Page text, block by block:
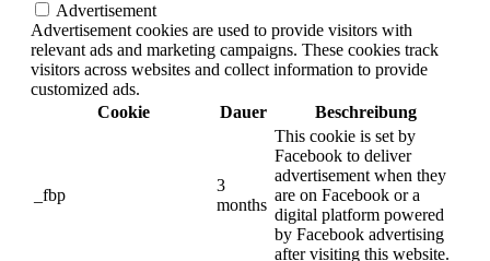
Advertisement
Advertisement cookies are used to provide visitors with
relevant ads and marketing campaigns. These cookies track
visitors across websites and collect information to provide
customized ads.
Cookie
Dauer Beschreibung
_fbp
3
months
This cookie is set by
Facebook to deliver
advertisement when they
are on Facebook or a
digital platform powered
by Facebook advertising
after visiting this website.